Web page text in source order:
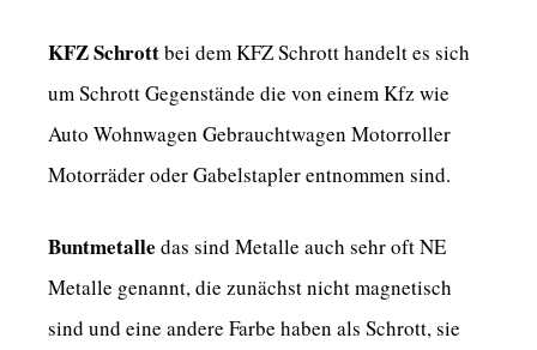
KFZ Schrottbei dem KFZ Schrott handelt es sich
um Schrott Gegenstände die von einem Kfz wie
Auto Wohnwagen Gebrauchtwagen Motorroller
Motorräder oder Gabelstapler entnommen sind.
Buntmetalle das sind Metalle auch sehr oft NE
Metalle genannt, die zunächst nicht magnetisch
sind und eine andere Farbe haben als Schrott, sie